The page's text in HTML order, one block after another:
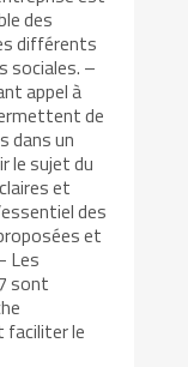
des
différents
sociales. –
appel à
de
dans un
le sujet du
et
des
et
Les
sont
faciliter le